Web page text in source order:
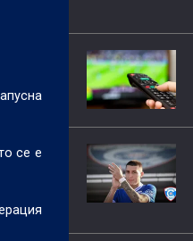
се е